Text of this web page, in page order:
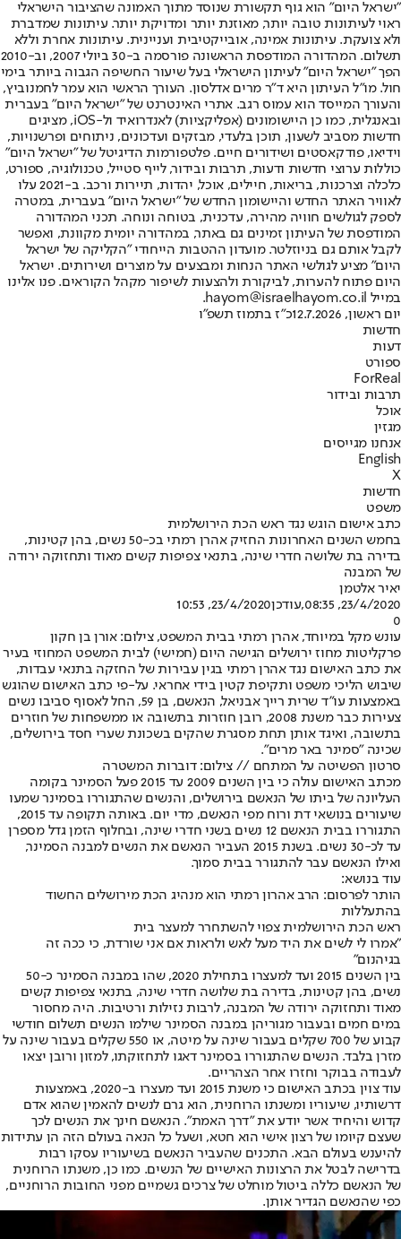
"ישראל היום" הוא גוף תקשורת שנוסד מתוך האמונה שהציבור הישראלי
ראוי לעיתונות טובה יותר, מאוזנת יותר ומדויקת יותר. עיתונות שמדברת
ולא צועקת. עיתונות אמינה, אובייקטיבית ועניינית. עיתונות אחרת וללא
תשלום. המהדורה המודפסת הראשונה פורסמה ב-30 ביולי 2007, וב-2010
הפך "ישראל היום" לעיתון הישראלי בעל שיעור החשיפה הגבוה ביותר בימי
חול. מו"ל העיתון היא ד"ר מרים אדלסון. העורך הראשי הוא עמר לחמנוביץ,
והעורך המייסד הוא עמוס רגב. אתרי האינטרנט של "ישראל היום" בעברית
ובאנגלית, כמו כן היישומונים (אפליקציות) לאנדרואיד ול-iOS, מציגים
חדשות מסביב לשעון, תוכן בלעדי, מבזקים ועדכונים, ניתוחים ופרשנויות,
וידיאו, פודקאסטים ושידורים חיים. פלטפורמות הדיגיטל של "ישראל היום"
כוללות ערוצי חדשות ודעות, תרבות ובידור, לייף סטייל, טכנולוגיה, ספורט,
כלכלה וצרכנות, בריאות, חיילים, אוכל, יהדות, תיירות ורכב. ב-2021 עלו
לאוויר האתר החדש והיישומון החדש של "ישראל היום" בעברית, במטרה
לספק לגולשים חוויה מהירה, עדכנית, בטוחה ונוחה. תכני המהדורה
המודפסת של העיתון זמינים גם באתר, במהדורה יומית מקוונת, ואפשר
לקבל אותם גם בניוזלטר. מועדון ההטבות הייחודי "הקליקה של ישראל
היום" מציע לגולשי האתר הנחות ומבצעים על מוצרים ושירותים. ישראל
היום פתוח להערות, לביקורת ולהצעות לשיפור מקהל הקוראים. פנו אלינו
במייל hayom@israelhayom.co.il.
יום ראשון, 12.7.2026
כ"ז בתמוז תשפ"ו
חדשות
דעות
ספורט
ForReal
תרבות ובידור
אוכל
מגזין
אנחנו מגייסים
English
X
חדשות
משפט
כתב אישום הוגש נגד ראש הכת הירושלמית
בחמש השנים האחרונות החזיק אהרן רמתי בכ-50 נשים, בהן קטינות,
בדירה בת שלושה חדרי שינה, בתנאי צפיפות קשים מאוד ותחזוקה ירודה
של המבנה
יאיר אלטמן
23/4/2020, 08:35
,עודכן23/4/2020, 10:53
0
עונש מקל במיוחד, אהרן רמתי בבית המשפט, צילום: אורן בן חקון
פרקליטות מחוז ירושלים הגישה היום (חמישי) לבית המשפט המחוזי בעיר
את כתב האישום נגד אהרן רמתי בגין עבירות של החזקה בתנאי עבדות,
שיבוש הליכי משפט ותקיפת קטין בידי אחראי. על-פי כתב האישום שהוגש
באמצעות עו"ד שרית רייך אבניאל, הנאשם, בן 59, החל לאסוף סביבו נשים
צעירות כבר משנת 2008, רובן חוזרות בתשובה או ממשפחות של חוזרים
בתשובה, ואיגד אותן תחת מסגרת שהקים בשכונת שערי חסד בירושלים,
שכינה "סמינר באר מרים".
סרטון הפשיטה על המתחם // צילום: דוברות המשטרה
מכתב האישום עולה כי בין השנים 2009 עד 2015 פעל הסמינר בקומה
העליונה של ביתו של הנאשם בירושלים, והנשים שהתגוררו בסמינר שמעו
שיעורים בנושאי דת ורוח מפי הנאשם, מדי יום. באותה תקופה עד 2015,
התגוררו בבית הנאשם 12 נשים בשני חדרי שינה, ובחלוף הזמן גדל מספרן
עד לכ-30 נשים. בשנת 2015 העביר הנאשם את הנשים למבנה הסמינר,
ואילו הנאשם עבר להתגורר בבית סמוך.
עוד בנושא:
הותר לפרסום: הרב אהרון רמתי הוא מנהיג הכת מירושלים החשוד
בהתעללות
ראש הכת הירושלמית צפוי להשתחרר למעצר בית
"אמרו לי לשים את היד מעל לאש ולראות אם אני שורדת, כי ככה זה
בגיהנום"
בין השנים 2015 ועד למעצרו בתחילת 2020, שהו במבנה הסמינר כ-50
נשים, בהן קטינות, בדירה בת שלושה חדרי שינה, בתנאי צפיפות קשים
מאוד ותחזוקה ירודה של המבנה, לרבות נזילות ורטיבות. היה מחסור
במים חמים ובעבור מגוריהן במבנה הסמינר שילמו הנשים תשלום חודשי
קבוע של 700 שקלים בעבור שינה על מיטה, או 550 שקלים בעבור שינה על
מזרן בלבד. הנשים שהתגוררו בסמינר דאגו לתחזוקתו, למזון ורובן יצאו
לעבודה בבוקר וחזרו אחר הצהריים.
עוד צוין בכתב האישום כי משנת 2015 ועד מעצרו ב-2020, באמצעות
דרשותיו, שיעוריו ומשנתו הרוחנית, הוא גרם לנשים להאמין שהוא אדם
קדוש והיחיד אשר יודע את "דרך האמת". הנאשם חינך את הנשים לכך
שעצם קיומו של רצון אישי הוא חטא, ושעל כל הנאה בעולם הזה הן עתידות
להיענש בעולם הבא. התכנים שהעביר הנאשם בשיעוריו עסקו רבות
בדרישה לבטל את הרצונות האישיים של הנשים. כמו כן, משנתו הרוחנית
של הנאשם כללה ביטול מוחלט של צרכים גשמיים מפני החובות הרוחניים,
כפי שהנאשם הגדיר אותן.